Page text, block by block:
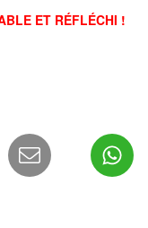
ET RÉFLÉCHI !